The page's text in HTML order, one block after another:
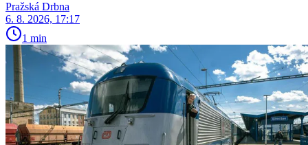
Pražská Drbna
6. 8. 2026, 17:17
1 min